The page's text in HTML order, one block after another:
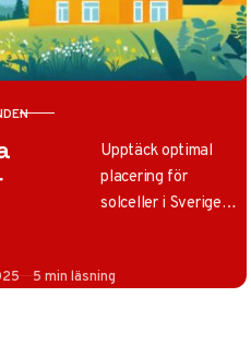
Upptäck optimal
placering för
solceller i Sverige
solinstrålning och
5 min läsning